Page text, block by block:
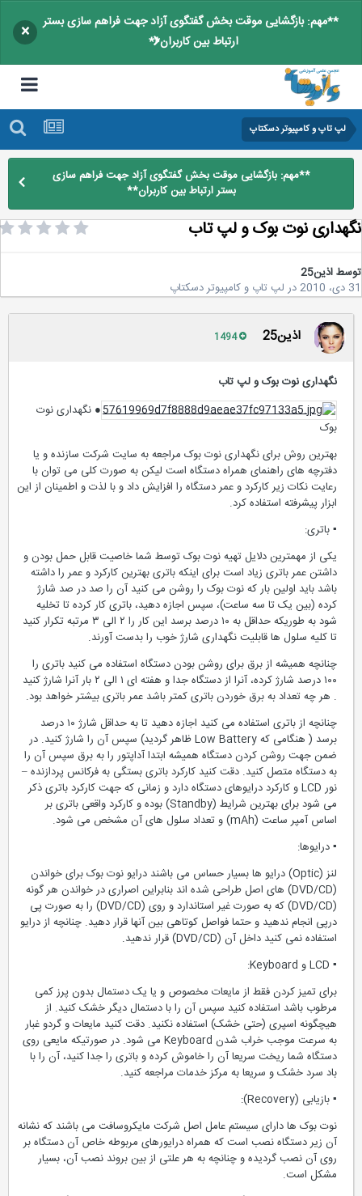
**مهم: بازگشایی موقت بخش گفتگوی آزاد جهت فراهم سازی بستر
ارتباط بین کاربران**
×
لپ تاپ و کامپیوتر دسکتاپ
**مهم: بازگشایی موقت بخش گفتگوی آزاد جهت فراهم سازی
بستر ارتباط بین کاربران**
نوت بوک و لپ تاب
اذین25
درلپ تاپ و کامپیوتر دسکتاپ
اذین25
نگهداری نوت بوک و لپ تاب
● نگهداری نوت
بوک
بهترین روش برای نگهداری نوت بوک مراجعه به سایت شرکت سازنده و یا
دفترچه های راهنمای همراه دستگاه است لیکن به صورت کلی می توان با
رعایت نکات زیر کارکرد و عمر دستگاه را افزایش داد و با لذت و اطمینان از این
ابزار پیشرفته استفاده کرد.
▪ باتری:
یکی از مهمترین دلایل تهیه نوت بوک توسط شما خاصیت قابل حمل بودن و
داشتن عمر باتری زیاد است برای اینکه باتری بهترین کارکرد و عمر را داشته
باشد باید اولین بار که نوت بوک را روشن می کنید آن را صد در صد شارژ
کرده (بین یک تا سه ساعت)، سپس اجازه دهید، باتری کار کرده تا تخلیه
شود به طوریکه حداقل به ۱۰ درصد برسد این کار را ۲ الی ۳ مرتبه تکرار کنید
تا کلیه سلول ها قابلیت نگهداری شارژ خوب را بدست آورند.
چنانچه همیشه از برق برای روشن بودن دستگاه استفاده می کنید باتری را
۱۰۰ درصد شارژ کرده، آنرا از دستگاه جدا و هفته ای ۱ الی ۲ بار آنرا شارژ کنید
. هر چه تعداد به برق خوردن باتری کمتر باشد عمر باتری بیشتر خواهد بود.
چنانچه از باتری استفاده می کنید اجازه دهید تا به حداقل شارژ ۱۰ درصد
برسد ( هنگامی که Low Battery ظاهر گردید) سپس آن را شارژ کنید. در
ضمن جهت روشن کردن دستگاه همیشه ابتدا آداپتور را به برق سپس آن را
به دستگاه متصل کنید. دقت کنید کارکرد باتری بستگی به فرکانس پردازنده –
نور LCD و کارکرد درایوهای دستگاه دارد و زمانی که جهت کارکرد باتری ذکر
می شود برای بهترین شرایط (Standby) بوده و کارکرد واقعی باتری بر
اساس آمپر ساعت (mAh) و تعداد سلول های آن مشخص می شود.
▪ درایوها:
لنز (Optic) درایو ها بسیار حساس می باشند درایو نوت بوک برای خواندن
(DVD/CD) های اصل طراحی شده اند بنابراین اصراری در خواندن هر گونه
(DVD/CD) که به صورت غیر استاندارد و روی (DVD/CD) را به صورت پی
درپی انجام ندهید و حتما فواصل کوتاهی بین آنها قرار دهید. چنانچه از درایو
استفاده نمی کنید داخل آن (DVD/CD) قرار ندهید.
برای تمیز کردن فقط از مایعات مخصوص و یا یک دستمال بدون پرز کمی
مرطوب باشد استفاده کنید سپس آن را با دستمال دیگر خشک کنید. از
هیچگونه اسپری (حتی خشک) استفاده نکنید. دقت کنید مایعات و گردو غبار
به سرعت موجب خراب شدن Keyboard می شود. در صورتیکه مایعی روی
دستگاه شما ریخت سریعا آن را خاموش کرده و باتری را جدا کنید، آن را با
باد سرد خشک و سریعا به مرکز خدمات مراجعه کنید.
▪ بازیابی (Recovery):
نوت بوک ها دارای سیستم عامل اصل شرکت مایکروسافت می باشند که نشانه
آن زیر دستگاه نصب است که همراه درایورهای مربوطه خاص آن دستگاه بر
روی آن نصب گردیده و چنانچه به هر علتی از بین بروند نصب آن، بسیار
مشکل است.